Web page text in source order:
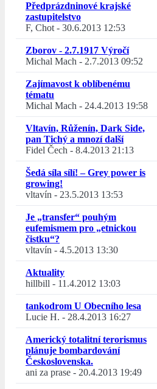
Předprázdninové krajské
zastupitelstvo
F, Chot- 30.6.2013 12:53
Zborov - 2.7.1917 Výročí
Michal Mach - 2.7.2013 09:52
Zajímavost k oblíbenému
tématu
Michal Mach - 24.4.2013 19:58
Vltavín, Růženín, Dark Side,
pan Tichý a mnozí další
Fidel Čech - 8.4.2013 21:13
Šedá síla sílí! – Grey power is
growing!
vltavín - 23.5.2013 13:53
Je „transfer“ pouhým
eufemismem pro „etnickou
čistku“?
vltavín - 4.5.2013 13:30
Aktuality
hillbill - 11.4.2012 13:03
tankodrom U Obecního lesa
Lucie H. - 28.4.2013 16:27
Americký totalitní terorismus
plánuje bombardování
Československa.
ani za prase - 20.4.2013 19:49